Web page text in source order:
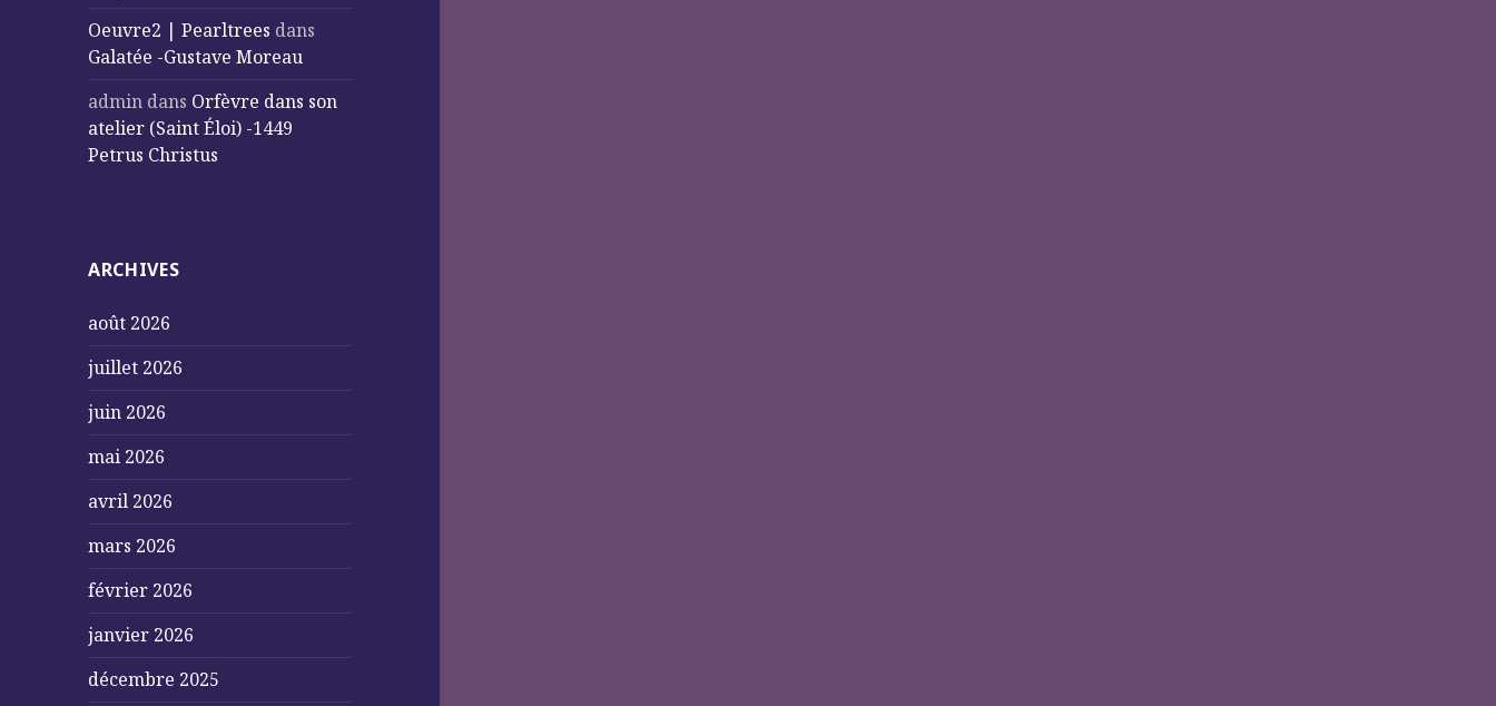
Oeuvre2 | Pearltrees dans
Galatée -Gustave Moreau
admin dans Orfèvre dans son
atelier (Saint Éloi) -1449
Petrus Christus
ARCHIVES
août 2026
juillet 2026
juin 2026
mai 2026
avril 2026
mars 2026
février 2026
janvier 2026
décembre 2025